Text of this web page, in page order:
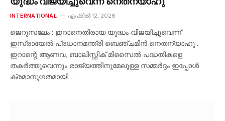
INTERNATIONAL ഏപ്രിൽ 12, 2026
ജെറുസലേം : ഇറാനെതിരായ യുദ്ധം വിജയിച്ചുവെന്ന്
ഇസ്രായേൽ പ്രധാനമന്ത്രി ബെഞ്ചമിൻ നെതന്യാഹു .
ഇറാന്റെ ആണവ, ബാലിസ്റ്റിക് മിസൈൽ പദ്ധതികളെ
തകർത്തുവെന്നും രാജ്യത്തിനുമേലുള്ള സമ്മർദ്ദം ഇപ്പോൾ
ക്രമാനുഗതമായി…